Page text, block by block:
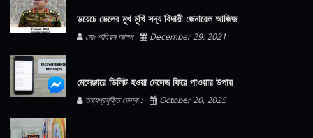
ডয়েচে ভেলের মুখ মুখি সদ্য বিদায়ী জেনারেল আজিজ
মোঃ শাহিদুন আলম December 29, 2021
মেসেঞ্জারে ডিলিট হওয়া মেসেজ ফিরে পাওয়ার উপায়
তথ্যপ্রযুক্তি ডেস্ক : October 20, 2025